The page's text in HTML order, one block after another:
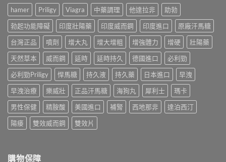
斷，
別
再
自
己
嚇
自
己〉
中
解
假
貨
手
法，
教
你
4
招
安
全
買
到
正
比
較
威
而
鋼、
犀
利
士、
必
利
勁
與
雙
效
藥，
多
少？
藥
師
公
開
行
情：
dcard
網
友
最
常
問
的
購
hamer Priligy Viagra 中藥調理 他達拉非
助勃
勃起功能障礙
印度壯陽藥 印度威而鋼 印度進口
原廠汗馬糖
台灣正品
噴劑 增大丸 增大增粗 增強體力 增硬
壯陽藥
天然草本
威而鋼 延時 延時持久 德國進口
必利勁
必利勁Priligy
悍馬糖 持久液 持久藥 日本進口
早洩
早洩治療
樂威壯 正品汗馬糖 海狗丸 犀利士
瑪卡
男性保健
精胺酸 美國進口 補腎 西地那非
達泊西汀
陽痿
雙效威而鋼 雙效片
購物保障